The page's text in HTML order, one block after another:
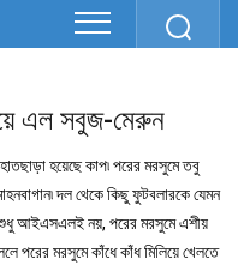
এল সবুজ-মেরুন
হয়েছে কাপ৷ পরের মরসুমে তবু
দল থেকে কিছু ফুটবলারকে যেমন
শুধু আইএসএলই নয়, পরের মরসুমে এশীয়
পরের মরসুমে কাঁধে কাঁধ মিলিয়ে খেলতে